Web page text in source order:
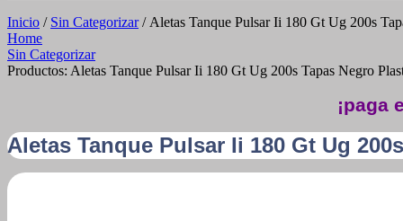
Inicio / Sin Categorizar/ Aletas Tanque Pulsar Ii 180 Gt Ug 200s
Home
Sin Categorizar
Productos: Aletas Tanque Pulsar Ii 180 Gt Ug 200s Tapas Negro
¡paga
Aletas Tanque Pulsar Ii 180 Gt Ug